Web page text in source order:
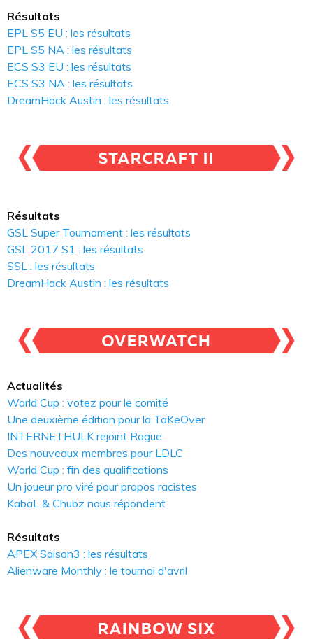
Résultats
EPL S5 EU : les résultats
EPL S5 NA : les résultats
ECS S3 EU : les résultats
ECS S3 NA : les résultats
DreamHack Austin : les résultats
Résultats
GSL Super Tournament : les résultats
GSL 2017 S1 : les résultats
SSL : les résultats
DreamHack Austin : les résultats
Actualités
World Cup : votez pour le comité
Une deuxième édition pour la TaKeOver
INTERNETHULK rejoint Rogue
Des nouveaux membres pour LDLC
World Cup : fin des qualifications
Un joueur pro viré pour propos racistes
KabaL & Chubz nous répondent
Résultats
APEX Saison3 : les résultats
Alienware Monthly : le tournoi d'avril